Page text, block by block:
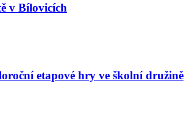
v Bílovicích
etapové hry ve školní družině